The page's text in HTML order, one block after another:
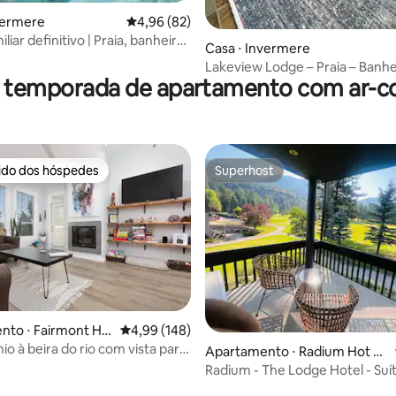
4,96 de uma avaliação média de 5, 82
4,96 (82)
definitivo | Praia, banheira
Casa ⋅ Invermere
Lakeview Lodge – Praia –
hidromassagem
de apartamento com ar-
preferidos dos hóspedes
dos hóspedes
⋅ Fairmont Ho
4,99 de uma avaliação média de 5, 148
4,99 (148)
à beira do rio com vista para
Superhost
Superhost
Apartamento ⋅ Radium Hot Sp
rings
Radium - The Lodge Hotel -